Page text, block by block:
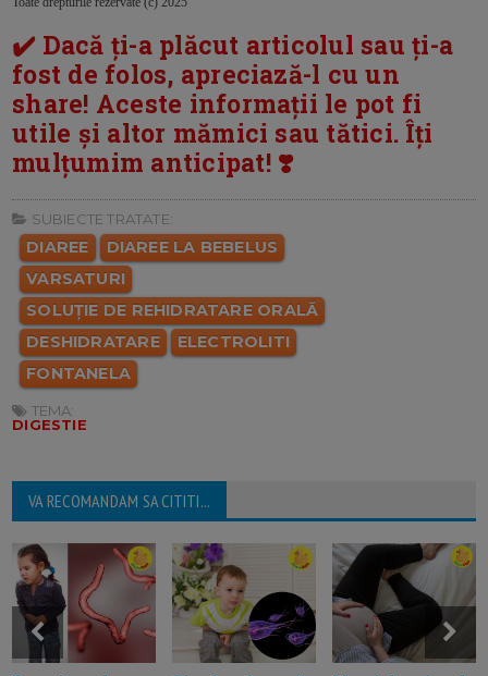
✔️ Dacă ți-a plăcut articolul sau ți-a
fost de folos, apreciază-l cu un
share! Aceste informații le pot fi
utile și altor mămici sau tătici. Îți
mulțumim anticipat! ❣️
SUBIECTE TRATATE:
DIAREE
DIAREE LA BEBELUS
VARSATURI
SOLUȚIE DE REHIDRATARE ORALĂ
DESHIDRATARE
ELECTROLITI
FONTANELA
TEMA:
DIGESTIE
VA RECOMANDAM SA CITITI...